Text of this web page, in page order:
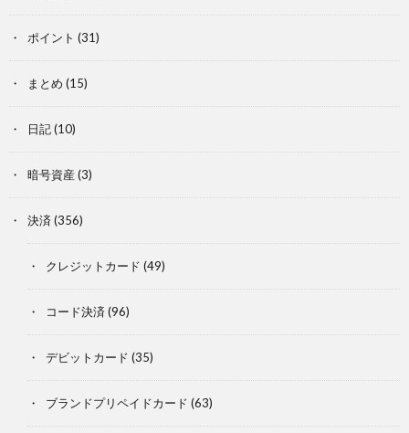
ポイント (31)
まとめ (15)
日記(10)
暗号資産 (3)
決済 (356)
クレジットカード (49)
コード決済 (96)
デビットカード (35)
ブランドプリペイドカード (63)